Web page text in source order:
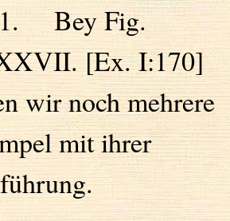
Bey Fig.
[Ex. I:170]
wir noch mehrere
mit ihrer